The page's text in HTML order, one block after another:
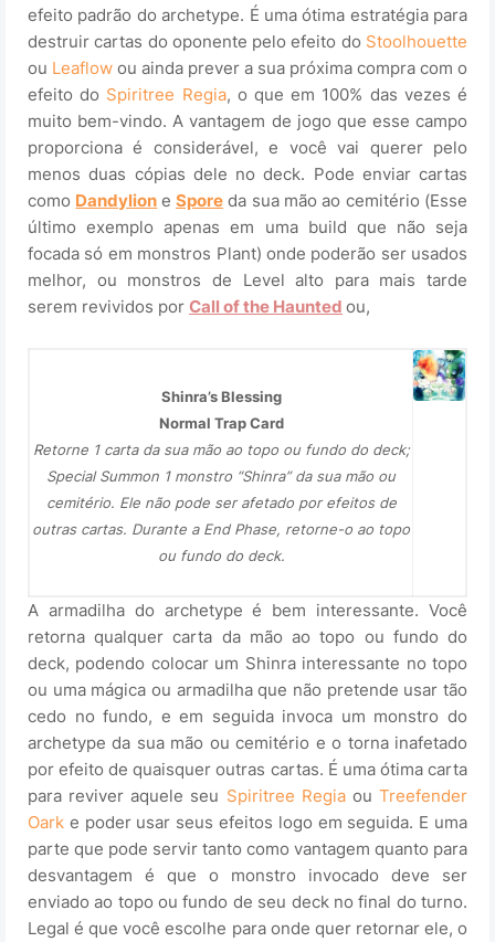
efeito padrão do archetype. É uma ótima estratégia para
destruir cartas do oponente pelo efeito do Stoolhouette
ou Leaflow ou ainda prever a sua próxima compra com o
efeito do Spiritree Regia, o que em 100% das vezes é
muito bem-vindo. A vantagem de jogo que esse campo
proporciona é considerável, e você vai querer pelo
menos duas cópias dele no deck. Pode enviar cartas
como Dandylion eSpore da sua mão ao cemitério (Esse
último exemplo apenas em uma build que não seja
focada só em monstros Plant) onde poderão ser usados
melhor, ou monstros de Level alto para mais tarde
serem revividos por Call of the Haunted ou,
Shinra’s Blessing
Normal Trap Card
Retorne 1 carta da sua mão ao topo ou fundo do deck;
Special Summon 1 monstro “Shinra” da sua mão ou
cemitério. Ele não pode ser afetado por efeitos de
outras cartas. Durante a End Phase, retorne-o ao topo
ou fundo do deck.
A armadilha do archetype é bem interessante. Você
retorna qualquer carta da mão ao topo ou fundo do
deck, podendo colocar um Shinra interessante no topo
ou uma mágica ou armadilha que não pretende usar tão
cedo no fundo, e em seguida invoca um monstro do
archetype da sua mão ou cemitério e o torna inafetado
por efeito de quaisquer outras cartas. É uma ótima carta
para reviver aquele seu Spiritree RegiaouTreefender
Oark e poder usar seus efeitos logo em seguida. E uma
parte que pode servir tanto como vantagem quanto para
desvantagem é que o monstro invocado deve ser
enviado ao topo ou fundo de seu deck no final do turno.
Legal é que você escolhe para onde quer retornar ele, o